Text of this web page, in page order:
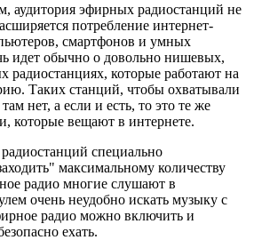
аудитория эфирных радиостанций не
потребление интернет-
смартфонов и умных
идет обычно о довольно нишевых,
радиостанциях, которые работают на
Таких станций, чтобы охватывали
нет, а если и есть, то это те же
которые вещают в интернете.
специально
максимальному количеству
радио многие слушают в
очень неудобно искать музыку с
радио можно включить и
ехать.